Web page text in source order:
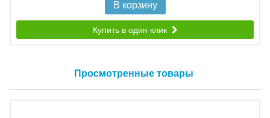
В корзину
Купить в один клик
Просмотренные товары